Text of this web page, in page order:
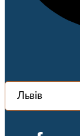
Львів